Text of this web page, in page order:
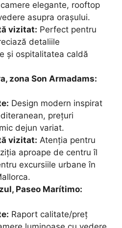
elegante, rooftop
asupra orașului.
vizitat: Perfect pentru
detaliile
și ospitalitatea caldă
zona Son Armadams:
Design modern inspirat
prețuri
dejun variat.
vizitat: Atenția pentru
aproape de centru îl
excursiile urbane în
Paseo Marítimo:
Raport calitate/preț